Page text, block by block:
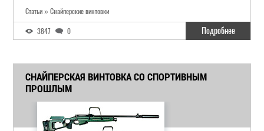
Статьи » Снайперские винтовки
3847 0 Подробнее
СНАЙПЕРСКАЯ ВИНТОВКА СО СПОРТИВНЫМ
ПРОШЛЫМ